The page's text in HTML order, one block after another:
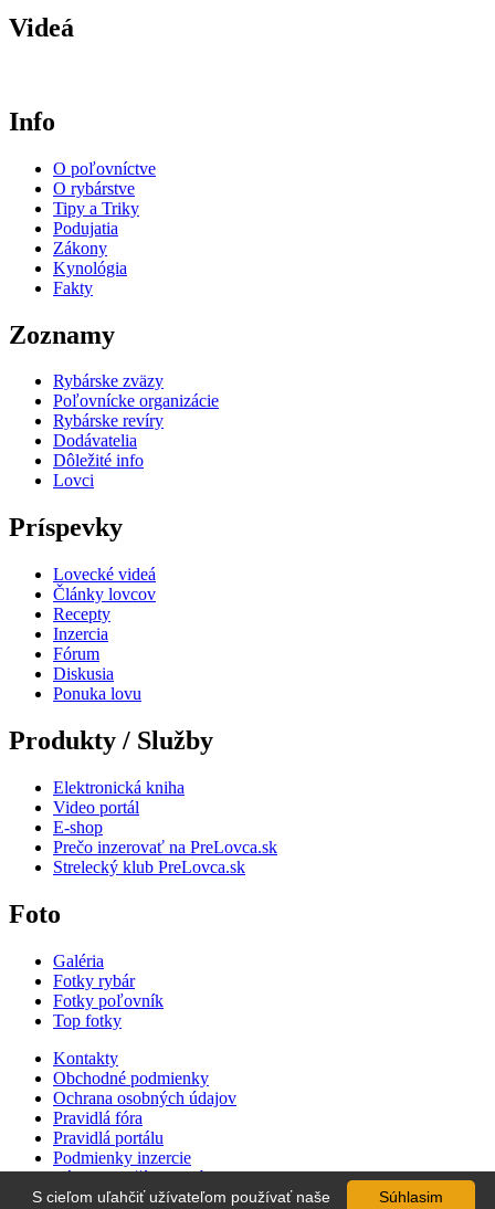
Videá
Info
O poľovníctve
O rybárstve
Tipy a Triky
Podujatia
Zákony
Kynológia
Fakty
Zoznamy
Rybárske zväzy
Poľovnícke organizácie
Rybárske revíry
Dodávatelia
Dôležité info
Lovci
Príspevky
Lovecké videá
Články lovcov
Recepty
Inzercia
Fórum
Diskusia
Ponuka lovu
Produkty / Služby
Elektronická kniha
Video portál
E-shop
Prečo inzerovať na PreLovca.sk
Strelecký klub PreLovca.sk
Foto
Galéria
Fotky rybár
Fotky poľovník
Top fotky
Kontakty
Obchodné podmienky
Ochrana osobných údajov
Pravidlá fóra
Pravidlá portálu
Podmienky inzercie
Zásady používania súborov cookie
Cenník inzercie
Súhlasim
S cieľom uľahčiť užívateľom používať naše